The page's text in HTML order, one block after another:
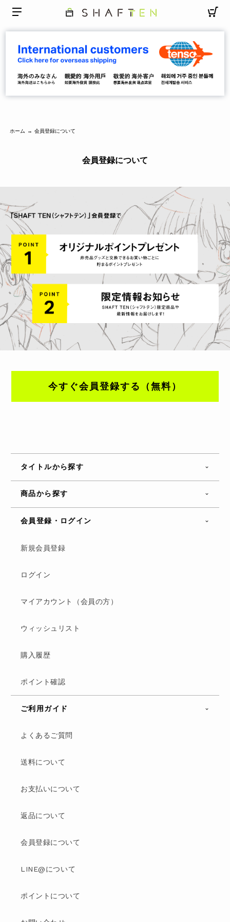
ホーム → 会員登録について
会員登録について
今すぐ会員登録する（無料）
タイトルから探す
商品から探す
会員登録・ログイン
新規会員登録
ログイン
マイアカウント（会員の方）
ウィッシュリスト
購入履歴
ポイント確認
ご利用ガイド
よくあるご質問
送料について
お支払いについて
返品について
会員登録について
LINE@について
ポイントについて